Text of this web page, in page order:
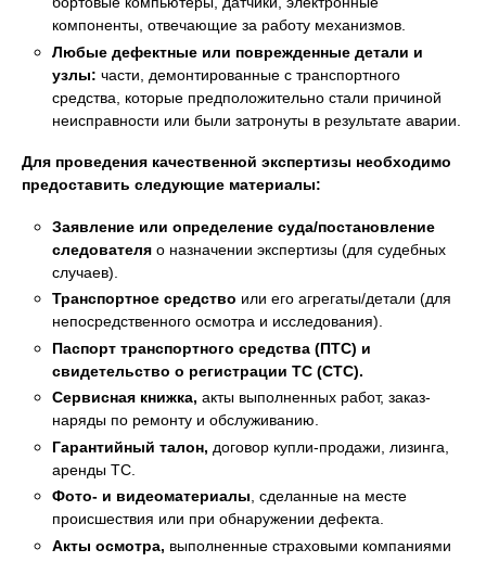
компоненты, отвечающие за работу механизмов.
Любые дефектные или поврежденные детали и
узлы: части, демонтированные с транспортного
средства, которые предположительно стали причиной
неисправности или были затронуты в результате аварии.
Для проведения качественной экспертизы необходимо
предоставить следующие материалы:
Заявление или определение суда/постановление
следователя о назначении экспертизы (для судебных
случаев).
Транспортное средство или его агрегаты/детали (для
непосредственного осмотра и исследования).
Паспорт транспортного средства (ПТС) и
свидетельство о регистрации ТС (СТС).
Сервисная книжка, акты выполненных работ, заказ-
наряды по ремонту и обслуживанию.
Гарантийный талон, договор купли-продажи, лизинга,
аренды ТС.
Фото- и видеоматериалы, сделанные на месте
происшествия или при обнаружении дефекта.
Акты осмотра, выполненные страховыми компаниями